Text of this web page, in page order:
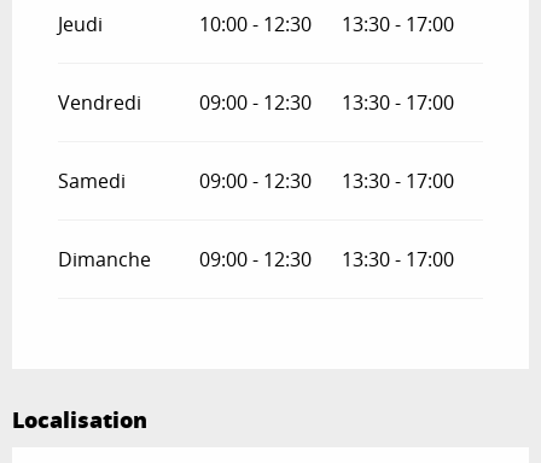
Jeudi 10:00 - 12:30 13:30 - 17:00
Vendredi 09:00 - 12:30 13:30 - 17:00
Samedi 09:00 - 12:30 13:30 - 17:00
Dimanche 09:00 - 12:30 13:30 - 17:00
Localisation